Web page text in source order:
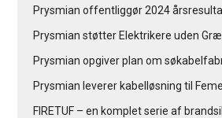
Prysmian offentliggør 2024
Prysmian støtter Elektrikere uden
Prysmian opgiver plan om
Prysmian leverer kabelløsning til
FIRETUF – en komplet serie af